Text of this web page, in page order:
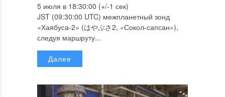
5 июля в 18:30:00 (+/-1 сек)
JST (09:30:00 UTC) межпланетный зонд
«Хаябуса-2» (はやぶさ2, «Сокол-сапсан»),
следуя маршруту...
Далее